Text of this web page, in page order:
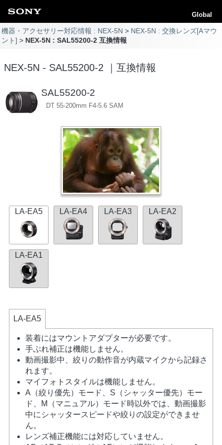
Global
機器・アクセサリー対応情報 : NEX-5N
NEX-5N : 交換レンズ[Aマウ
ント]
NEX-5N : SAL55200-2 互換情報
NEX-5N - SAL55200-2 ｜互換情報
SAL55200-2
DT 55-200mm F4-5.6 SAM
LA-EA5 LA-EA4 LA-EA3 LA-EA2
LA-EA1
LA-EA5
装着にはマウントアダプターが必要です。
手ぶれ補正は機能しません。
動画撮影中、絞りの動作音が内蔵マイクから記録さ
れます。
マイフォトスタイルは機能しません。
A（絞り優先）モード、S（シャッター優先）モー
ド、M（マニュアル）モード時以外では、動画撮影
中にシャッタースピードや絞りの設定ができませ
ん。
レンズ補正機能には対応していません。